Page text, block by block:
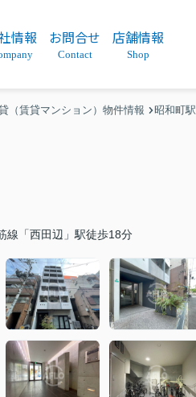
情報 お問合せ
Contact
店舗情報
Shop
（賃貸マンション）物件情報 昭和町駅
線「西田辺」駅徒歩18分